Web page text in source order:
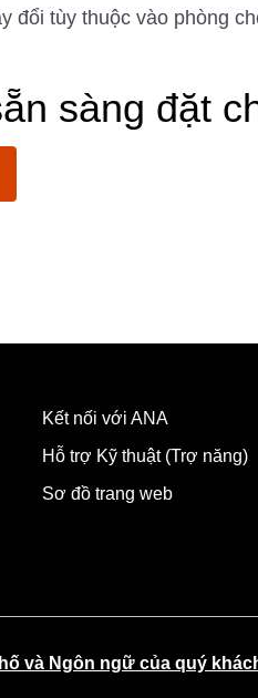
đổi tùy thuộc vào phòng
sàng đặt
Kết nối với ANA
Hỗ trợ Kỹ thuật (Trợ năng)
Sơ đồ trang web
và Ngôn ngữ của quý